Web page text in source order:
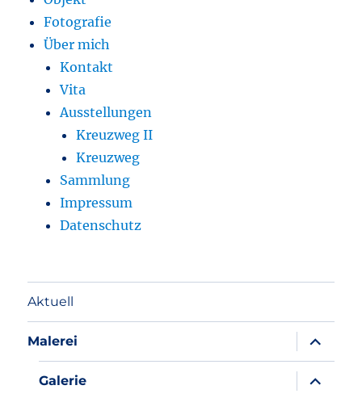
Fotografie
Über mich
Kontakt
Vita
Ausstellungen
Kreuzweg II
Kreuzweg
Sammlung
Impressum
Datenschutz
Aktuell
Malerei
anzeigen
Galerie
anzeigen